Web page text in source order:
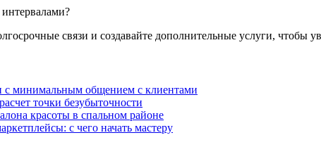
связи и создавайте дополнительные услуги, чтобы
с минимальным общением с клиентами
точки безубыточности
красоты в спальном районе
с чего начать мастеру